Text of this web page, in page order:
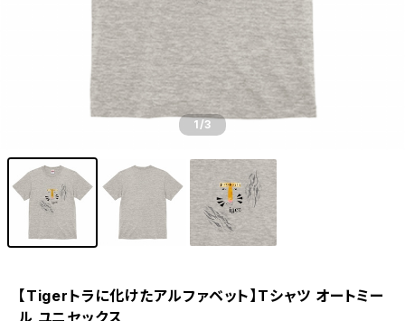
1/3
【Tigerトラに化けたアルファベット】Tシャツ オートミー
ル ユニセックス